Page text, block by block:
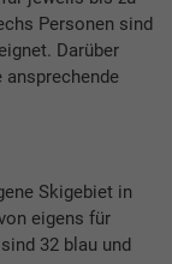
Personen sind
Darüber
ansprechende
Skigebiet in
eigens für
32 blau und